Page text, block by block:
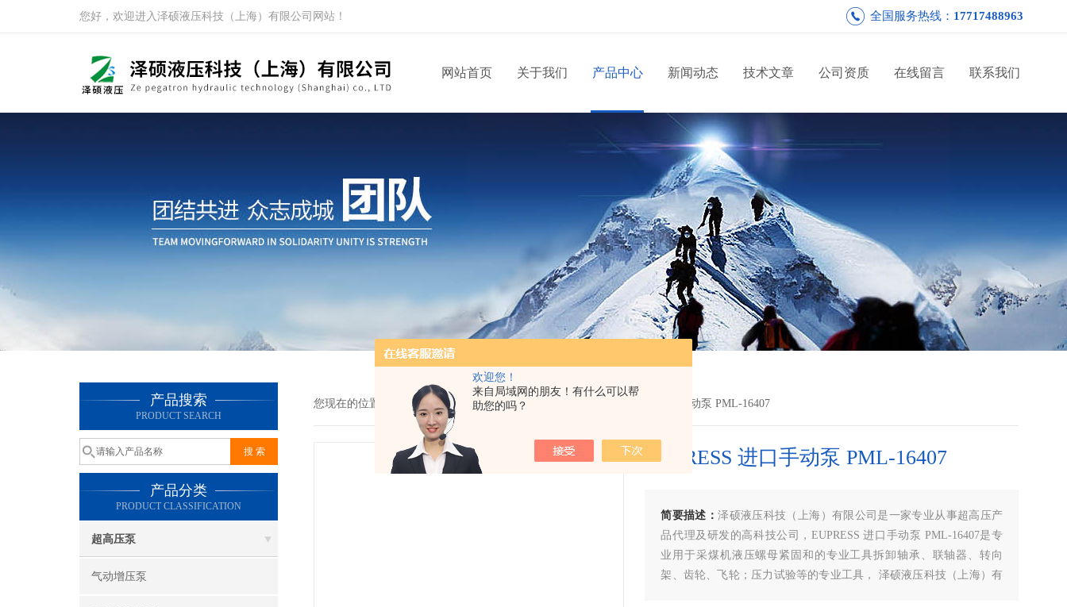
欢迎您！
来自局域网的朋友！有什么可以帮
助您的吗？
您好，欢迎进入泽硕液压科技（上海）有限公司网站！ 全国服务热线： 17717488963
网站首页 关于我们 产品中心 新闻动态 技术文章 公司资质 在线留言 联系我们
产品搜索
PRODUCT SEARCH
产品分类
PRODUCT CLASSIFICATION
超高压泵
气动增压泵
您现在的位置： 首页 > 产品中心 > >超高压泵 > PML-16407EUPRESS 进口手动泵 PML-16407
EUPRESS 进口手动泵 PML-16407
简要描述：泽硕液压科技（上海）有限公司是一家专业从事超高压产
品代理及研发的高科技公司，EUPRESS 进口手动泵 PML-16407是专
业用于采煤机液压螺母紧固和的专业工具拆卸轴承、联轴器、转向
架、齿轮、飞轮；压力试验等的专业工具， 泽硕液压科技（上海）有